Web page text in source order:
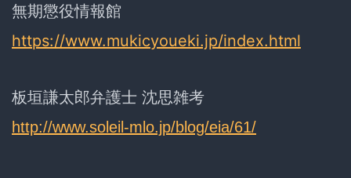
無期懲役情報館
https://www.mukicyoueki.jp/index.html
板垣謙太郎弁護士 沈思雑考
http://www.soleil-mlo.jp/blog/eia/61/